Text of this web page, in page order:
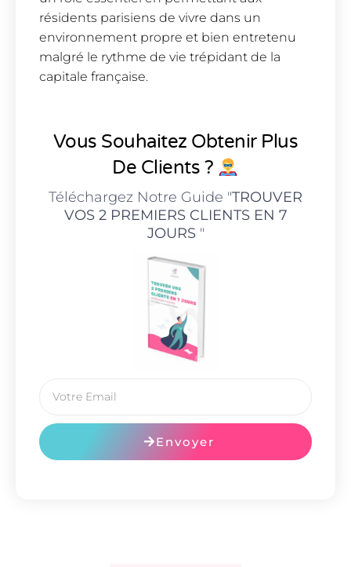
résidents parisiens de vivre dans un
environnement propre et bien entretenu
malgré le rythme de vie trépidant de la
capitale française.
Vous Souhaitez Obtenir Plus
De Clients ?
Téléchargez Notre Guide "TROUVER
VOS 2 PREMIERS CLIENTS EN 7
JOURS"
Envoyer